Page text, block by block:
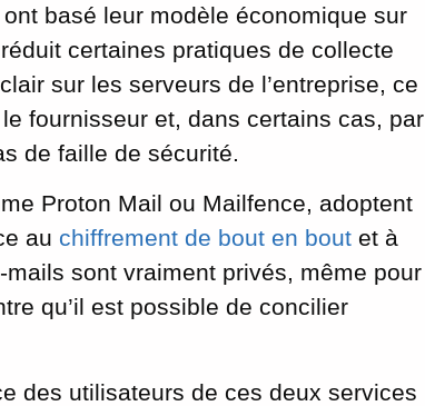
basé leur modèle économique sur
certaines pratiques de collecte
sur les serveurs de l’entreprise, ce
fournisseur et, dans certains cas, par
de faille de sécurité.
Proton Mail ou Mailfence, adoptent
au chiffrement de bout en bout et à
sont vraiment privés, même pour
qu’il est possible de concilier
des utilisateurs de ces deux services